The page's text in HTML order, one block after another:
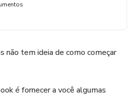
não tem ideia de como começar
é fornecer a você algumas